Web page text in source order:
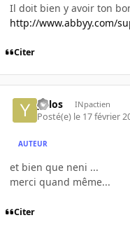
Il doit bien y avoir ton
http://www.abbyy.com/
Citer
yulos INpactien
Posté(e) le 17 février
AUTEUR
et bien que neni ...
merci quand même...
Citer